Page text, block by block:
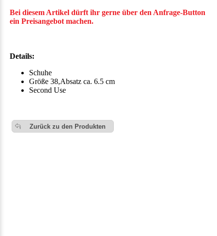
Bei diesem Artikel dürft ihr gerne über den Anfrage-Button
ein Preisangebot machen.
Details:
Schuhe
Größe 38,Absatz ca. 6.5 cm
Second Use
Zurück zu den Produkten